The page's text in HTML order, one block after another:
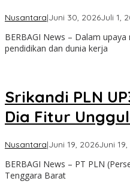
Nusantara|Juni 30, 2026Juli 1,
BERBAGI News – Dalam
pendidikan dan dunia kerja
Srikandi PLN
Dia Fitur
Nusantara|Juni 19, 2026Juni
BERBAGI News – PT PLN
Tenggara Barat